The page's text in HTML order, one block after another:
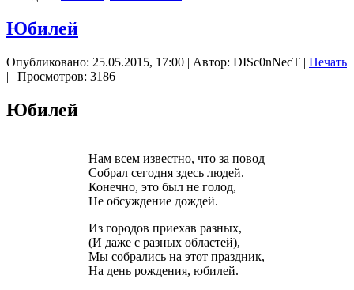
Юбилей
Опубликовано: 25.05.2015, 17:00 | Автор: DISc0nNecT | Печать
| | Просмотров: 3186
Юбилей
Нам всем известно, что за повод
Собрал сегодня здесь людей.
Конечно, это был не голод,
Не обсуждение дождей.
Из городов приехав разных,
(И даже с разных областей),
Мы собрались на этот праздник,
На день рождения, юбилей.